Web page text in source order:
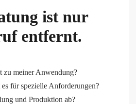
ist nur
entfernt.
zu meiner Anwendung?
für spezielle Anforderungen?
und Produktion ab?